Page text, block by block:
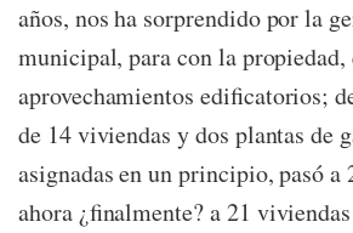
años, nos ha sorprendido por la
municipal, para con la propiedad,
aprovechamientos edificatorios;
de 14 viviendas y dos plantas de
asignadas en un principio, pasó
ahora ¿finalmente? a 21